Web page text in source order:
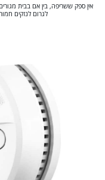
אין ספק ששריפה, בין אם בבית
לגרום לנזקים